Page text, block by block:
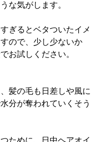
な気がします。
ぎるとベタついたイメ
ので、少し少ないか
お試しください。
髪の毛も日差しや風に
分が奪われていくそう